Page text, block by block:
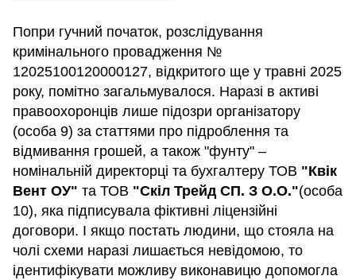
Попри гучний початок, розслідування
кримінального провадження №
12025100120000127, відкритого ще у травні 2025
року, помітно загальмувалося. Наразі в активі
правоохоронців лише підозри організатору
(особа 9) за статтями про підроблення та
відмивання грошей, а також "фунту" –
номінальній директорці та бухгалтеру ТОВ "Квік
Вент ОУ" та ТОВ "Скіл Трейд СП. З О.О."(особа
10), яка підписувала фіктивні ліцензійні
договори. І якщо постать людини, що стояла на
чолі схеми наразі лишається невідомою, то
ідентифікувати можливу виконавицю допомогла